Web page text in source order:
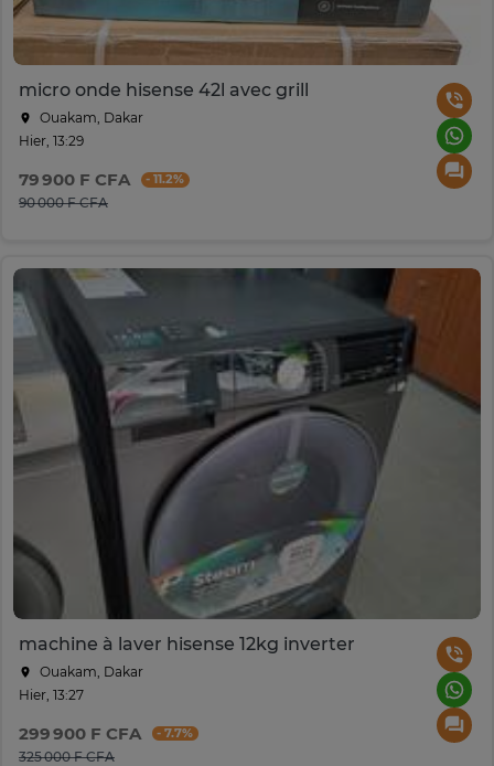
micro onde hisense 42l avec grill
Ouakam, Dakar
Hier, 13:29
79 900 F CFA - 11.2%
90 000 F CFA
machine à laver hisense 12kg inverter
Ouakam, Dakar
Hier, 13:27
299 900 F CFA - 7.7%
325 000 F CFA